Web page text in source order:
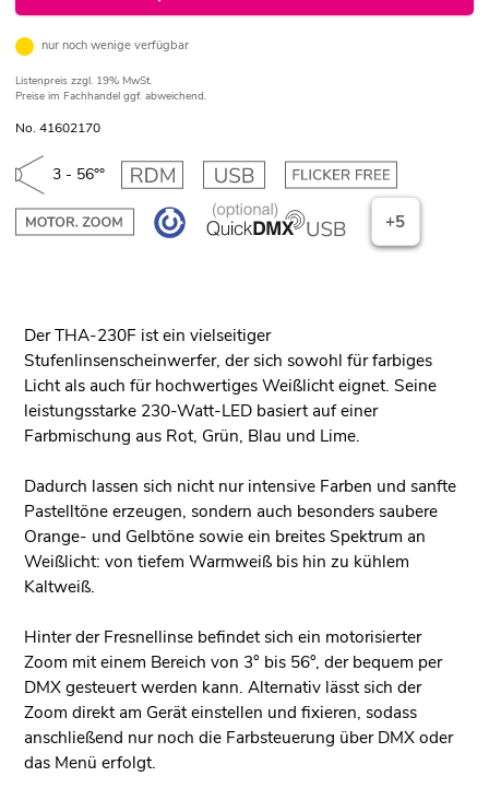
nur noch wenige verfügbar
Listenpreis zzgl. 19% MwSt.
Preise im Fachhandel ggf. abweichend.
No. 41602170
3 - 56°°
+5
Der THA-230F ist ein vielseitiger
Stufenlinsenscheinwerfer, der sich sowohl für farbiges
Licht als auch für hochwertiges Weißlicht eignet. Seine
leistungsstarke 230-Watt-LED basiert auf einer
Farbmischung aus Rot, Grün, Blau und Lime.
Dadurch lassen sich nicht nur intensive Farben und sanfte
Pastelltöne erzeugen, sondern auch besonders saubere
Orange- und Gelbtöne sowie ein breites Spektrum an
Weißlicht: von tiefem Warmweiß bis hin zu kühlem
Kaltweiß.
Hinter der Fresnellinse befindet sich ein motorisierter
Zoom mit einem Bereich von 3° bis 56°, der bequem per
DMX gesteuert werden kann. Alternativ lässt sich der
Zoom direkt am Gerät einstellen und fixieren, sodass
anschließend nur noch die Farbsteuerung über DMX oder
das Menü erfolgt.